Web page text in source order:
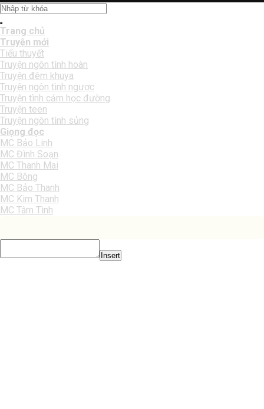
Trang chủ
Truyện mới
Tiểu thuyết
Truyện ngôn tình hoàn
Truyện đêm khuya
Truyện ngôn tình ngược
Truyện tình cảm học đường
Truyện teen
Truyện ngôn tình sủng
Giọng đọc
MC Bảo Linh
MC Đình Soạn
MC Thanh Mai
MC Bông
MC Bảo Thanh
MC Kim Thanh
MC Tâm Tình
Insert